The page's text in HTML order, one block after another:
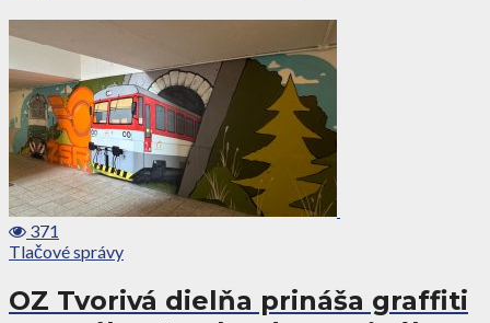
371
Tlačové správy
OZ Tvorivá dielňa prináša graffiti